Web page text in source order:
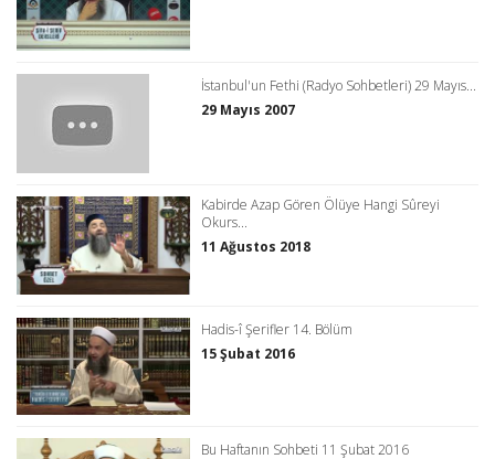
İstanbul'un Fethi (Radyo Sohbetleri) 29 Mayıs...
29 Mayıs 2007
Kabirde Azap Gören Ölüye Hangi Sûreyi
Okurs...
11 Ağustos 2018
Hadis-î Şerifler 14. Bölüm
15 Şubat 2016
Bu Haftanın Sohbeti 11 Şubat 2016